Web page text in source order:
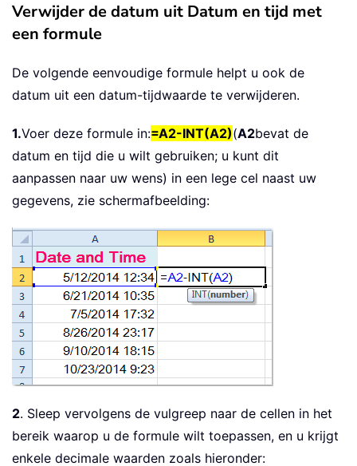
Verwijder de datum uit Datum en tijd met
een formule
De volgende eenvoudige formule helpt u ook de
datum uit een datum-tijdwaarde te verwijderen.
1.Voer deze formule in:=A2-INT(A2)(A2bevat de
datum en tijd die u wilt gebruiken; u kunt dit
aanpassen naar uw wens) in een lege cel naast uw
gegevens, zie schermafbeelding:
2. Sleep vervolgens de vulgreep naar de cellen in het
bereik waarop u de formule wilt toepassen, en u krijgt
enkele decimale waarden zoals hieronder: